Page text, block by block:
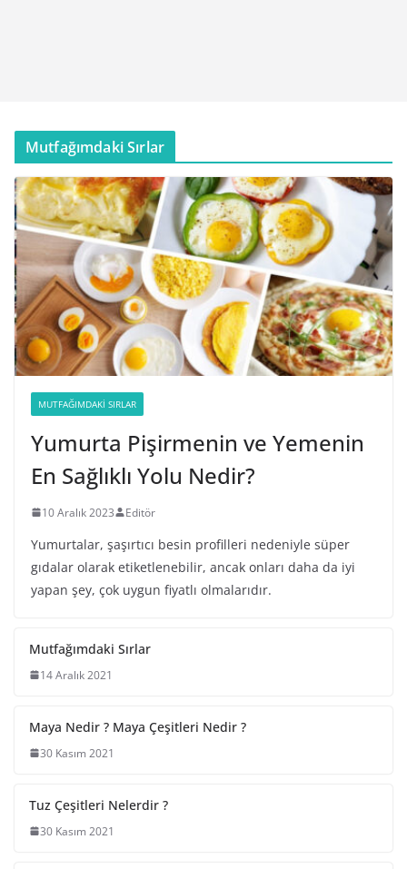
Mutfağımdaki Sırlar
MUTFAĞIMDAKI SIRLAR
Yumurta Pişirmenin ve Yemenin
En Sağlıklı Yolu Nedir?
10 Aralık 2023 Editör
Yumurtalar, şaşırtıcı besin profilleri nedeniyle süper
gıdalar olarak etiketlenebilir, ancak onları daha da iyi
yapan şey, çok uygun fiyatlı olmalarıdır.
Mutfağımdaki Sırlar
14 Aralık 2021
Maya Nedir ? Maya Çeşitleri Nedir ?
30 Kasım 2021
Tuz Çeşitleri Nelerdir ?
30 Kasım 2021